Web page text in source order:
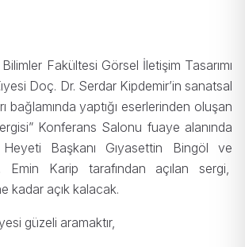
Fakültesi Görsel İletişim Tasarımı
Doç. Dr. Serdar Kipdemir’in sanatsal
bağlamında yaptığı eserlerinden oluşan
Konferans Salonu fuaye alanında
Heyeti Başkanı Gıyasettin Bingöl ve
Karip tarafından açılan sergi,
kadar açık kalacak.
güzeli aramaktır,